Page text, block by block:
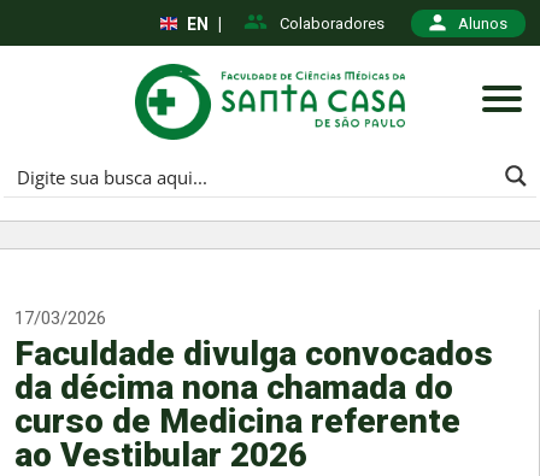
Colaboradores Alunos
EN
17/03/2026
Faculdade divulga convocados
da décima nona chamada do
curso de Medicina referente
ao Vestibular 2026